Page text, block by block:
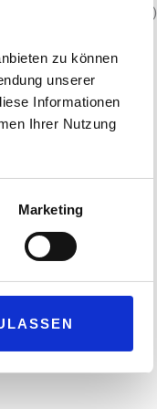
zu können
unserer
Informationen
Ihrer Nutzung
Marketing
Arbeitssicherheit (Teil 2)
Hydrocycle